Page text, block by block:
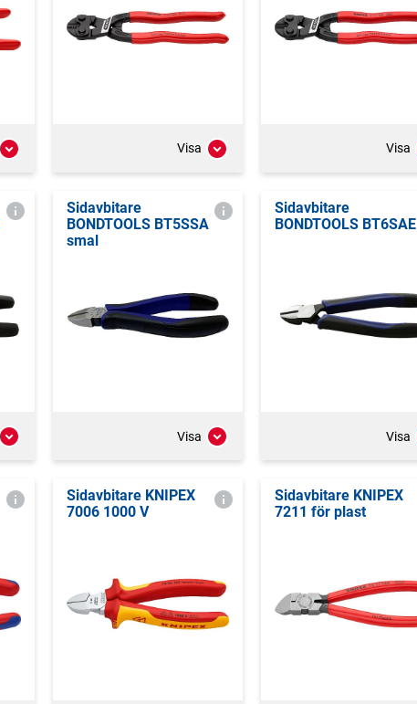
Visa Visa
Sidavbitare
BONDTOOLS BT5SSA
smal
Visa
Sidavbitare
BONDTOOLS BT6SAE
Visa
Sidavbitare KNIPEX
7006 1000 V
Sidavbitare KNIPEX
7211 för plast